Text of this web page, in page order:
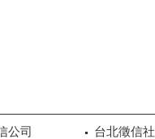
公司
台北徵信社